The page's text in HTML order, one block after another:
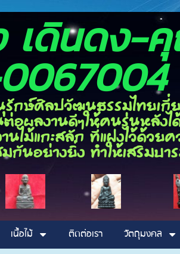
ง เดิน
ลปวัฒนธรรมไทยเกี่ยว
อผลงานดีๆให้คนรุ่นหลังไ
นไม้แกะสลัก ที่แฝงไว้ด้ว
มกันอย่างยิ่ง ทำให้เสริม
เนื้อไม้ ติดต่อเรา วัตถุมงคล